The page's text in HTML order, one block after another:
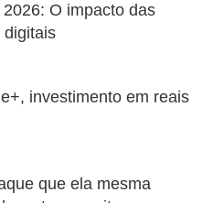
O impacto das
digitais
investimento em reais
que ela mesma